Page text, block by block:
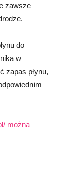
zawsze
do
w
zapas płynu,
można